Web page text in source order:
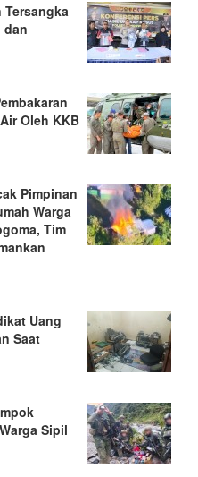
dan
Oleh KKB
Pimpinan
Warga
Tim
Uang
Saat
Sipil